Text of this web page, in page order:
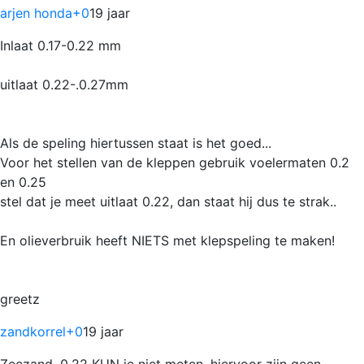
arjen honda+019 jaar
Inlaat 0.17-0.22 mm
uitlaat 0.22-.0.27mm
Als de speling hiertussen staat is het goed...
Voor het stellen van de kleppen gebruik voelermaten 0.2
en 0.25
stel dat je meet uitlaat 0.22, dan staat hij dus te strak..
En olieverbruik heeft NIETS met klepspeling te maken!
greetz
zandkorrel+019 jaar